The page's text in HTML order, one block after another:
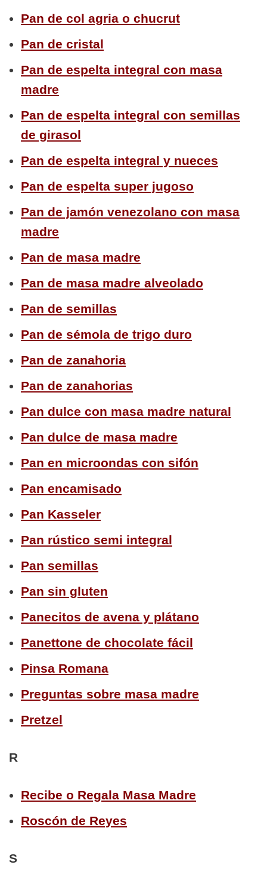
Pan de col agria o chucrut
Pan de cristal
Pan de espelta integral con masa
madre
Pan de espelta integral con semillas
de girasol
Pan de espelta integral y nueces
Pan de espelta super jugoso
Pan de jamón venezolano con masa
madre
Pan de masa madre
Pan de masa madre alveolado
Pan de semillas
Pan de sémola de trigo duro
Pan de zanahoria
Pan de zanahorias
Pan dulce con masa madre natural
Pan dulce de masa madre
Pan en microondas con sifón
Pan encamisado
Pan Kasseler
Pan rústico semi integral
Pan semillas
Pan sin gluten
Panecitos de avena y plátano
Panettone de chocolate fácil
Pinsa Romana
Preguntas sobre masa madre
Pretzel
R
Recibe o Regala Masa Madre
Roscón de Reyes
S